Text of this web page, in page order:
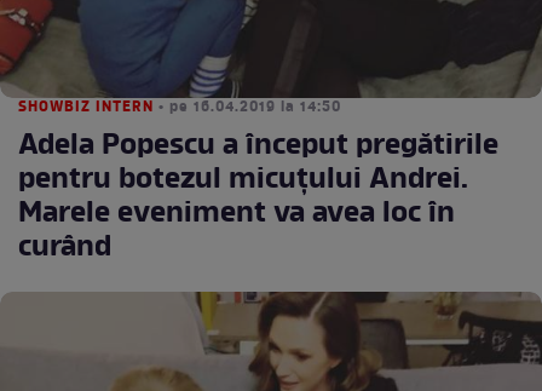
SHOWBIZ INTERN • pe 16.04.2019 la 14:50
Adela Popescu a început pregătirile
pentru botezul micuţului Andrei.
Marele eveniment va avea loc în
curând